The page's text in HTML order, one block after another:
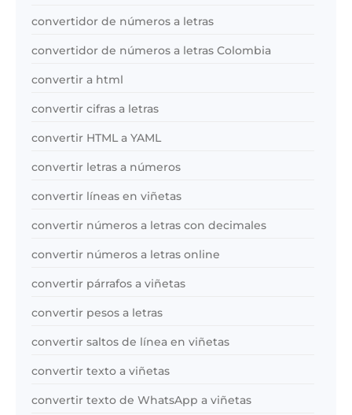
convertidor de números a letras
convertidor de números a letras Colombia
convertir a html
convertir cifras a letras
convertir HTML a YAML
convertir letras a números
convertir líneas en viñetas
convertir números a letras con decimales
convertir números a letras online
convertir párrafos a viñetas
convertir pesos a letras
convertir saltos de línea en viñetas
convertir texto a viñetas
convertir texto de WhatsApp a viñetas